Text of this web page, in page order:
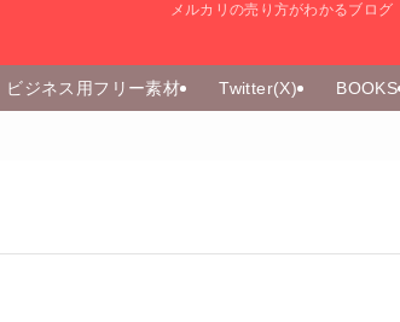
メルカリの売り方がわかるブログ
ビジネス用フリー素材 Twitter(X) BOOKS